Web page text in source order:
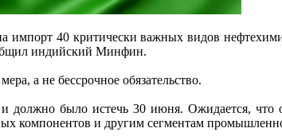
40 критически важных видов
индийский Минфин.
а не бессрочное обязательство.
должно было истечь 30 июня. Ожидается, что
компонентов и другим сегментам